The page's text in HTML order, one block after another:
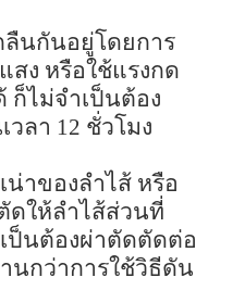
ลืนกันอยู่โดยการ
ง หรือใช้แรงกด
ไม่จำเป็นต้อง
วลา 12 ชั่วโมง
าของลำไส้ หรือ
ดให้ลำไส้ส่วนที่
ป็นต้องผ่าตัดตัดต่อ
นกว่าการใช้วิธีดัน